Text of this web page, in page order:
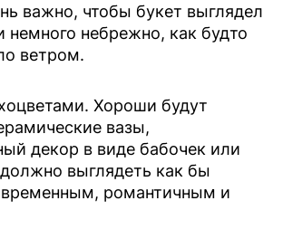
важно, чтобы букет выглядел
немного небрежно, как будто
ветром.
Хороши будут
вазы,
декор в виде бабочек или
должно выглядеть как бы
романтичным и